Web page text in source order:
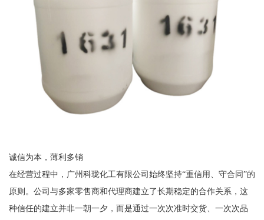
诚信为本，薄利多销
在经营过程中，广州科珑化工有限公司始终坚持“重信用、守合同”的
原则。公司与多家零售商和代理商建立了长期稳定的合作关系，这
种信任的建立并非一朝一夕，而是通过一次次准时交货、一次次品